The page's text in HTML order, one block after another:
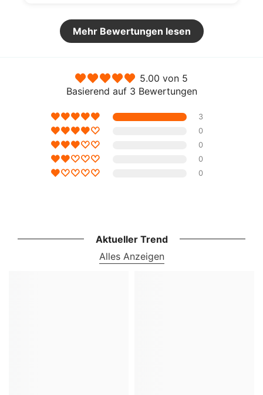
Mehr Bewertungen lesen
5.00 von 5
Basierend auf 3 Bewertungen
3
0
0
0
0
Aktueller Trend
Alles Anzeigen